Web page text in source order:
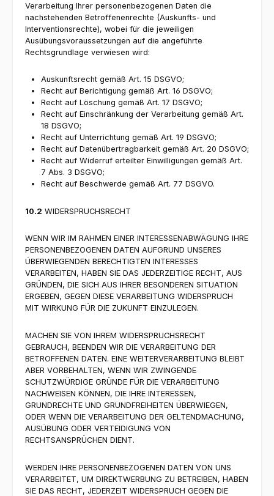
Verarbeitung Ihrer personenbezogenen Daten die
nachstehenden Betroffenenrechte (Auskunfts- und
Interventionsrechte), wobei für die jeweiligen
Ausübungsvoraussetzungen auf die angeführte
Rechtsgrundlage verwiesen wird:
Auskunftsrecht gemäß Art. 15 DSGVO;
Recht auf Berichtigung gemäß Art. 16 DSGVO;
Recht auf Löschung gemäß Art. 17 DSGVO;
Recht auf Einschränkung der Verarbeitung gemäß Art.
18 DSGVO;
Recht auf Unterrichtung gemäß Art. 19 DSGVO;
Recht auf Datenübertragbarkeit gemäß Art. 20 DSGVO;
Recht auf Widerruf erteilter Einwilligungen gemäß Art.
7 Abs. 3 DSGVO;
Recht auf Beschwerde gemäß Art. 77 DSGVO.
10.2 WIDERSPRUCHSRECHT
WENN WIR IM RAHMEN EINER INTERESSENABWÄGUNG IHRE
PERSONENBEZOGENEN DATEN AUFGRUND UNSERES
ÜBERWIEGENDEN BERECHTIGTEN INTERESSES
VERARBEITEN, HABEN SIE DAS JEDERZEITIGE RECHT, AUS
GRÜNDEN, DIE SICH AUS IHRER BESONDEREN SITUATION
ERGEBEN, GEGEN DIESE VERARBEITUNG WIDERSPRUCH
MIT WIRKUNG FÜR DIE ZUKUNFT EINZULEGEN.
MACHEN SIE VON IHREM WIDERSPRUCHSRECHT
GEBRAUCH, BEENDEN WIR DIE VERARBEITUNG DER
BETROFFENEN DATEN. EINE WEITERVERARBEITUNG BLEIBT
ABER VORBEHALTEN, WENN WIR ZWINGENDE
SCHUTZWÜRDIGE GRÜNDE FÜR DIE VERARBEITUNG
NACHWEISEN KÖNNEN, DIE IHRE INTERESSEN,
GRUNDRECHTE UND GRUNDFREIHEITEN ÜBERWIEGEN,
ODER WENN DIE VERARBEITUNG DER GELTENDMACHUNG,
AUSÜBUNG ODER VERTEIDIGUNG VON
RECHTSANSPRÜCHEN DIENT.
WERDEN IHRE PERSONENBEZOGENEN DATEN VON UNS
VERARBEITET, UM DIREKTWERBUNG ZU BETREIBEN, HABEN
SIE DAS RECHT, JEDERZEIT WIDERSPRUCH GEGEN DIE